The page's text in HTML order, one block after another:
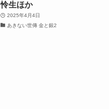
怜生ほか
2025年4月4日
あきない世傳 金と銀2